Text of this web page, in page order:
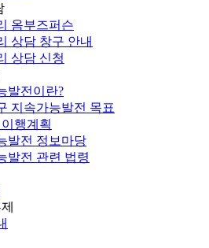
옴부즈퍼슨
상담 창구 안내
상담 신청
발전이란?
지속가능발전 목표
행계획
발전 정보마당
발전 관련 법령